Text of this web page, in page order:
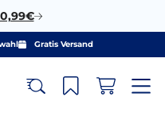
Gratis Versand